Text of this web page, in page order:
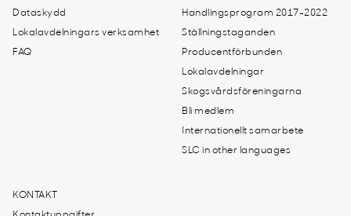
Dataskydd
Lokalavdelningars verksamhet
FAQ
Handlingsprogram 2017-2022
Ställningstaganden
Producentförbunden
Lokalavdelningar
Skogsvårdsföreningarna
Bli medlem
Internationellt samarbete
SLC in other languages
KONTAKT